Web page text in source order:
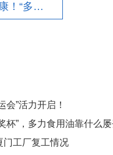
上一篇：“油”衷守护全民健康！“多力”出席第五届ifs中国主题日，分享食安经验
”活力开启！
杯”，多力食用油靠什么
门工厂复工情况